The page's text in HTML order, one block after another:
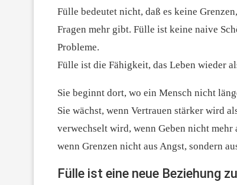
Fülle bedeutet nicht, daß es keine
Fragen mehr gibt. Fülle ist keine naive
Probleme.
Fülle ist die Fähigkeit, das Leben wieder
Sie beginnt dort, wo ein Mensch nicht
Sie wächst, wenn Vertrauen stärker wird
verwechselt wird, wenn Geben nicht
wenn Grenzen nicht aus Angst, sondern
Fülle ist eine neue Beziehung